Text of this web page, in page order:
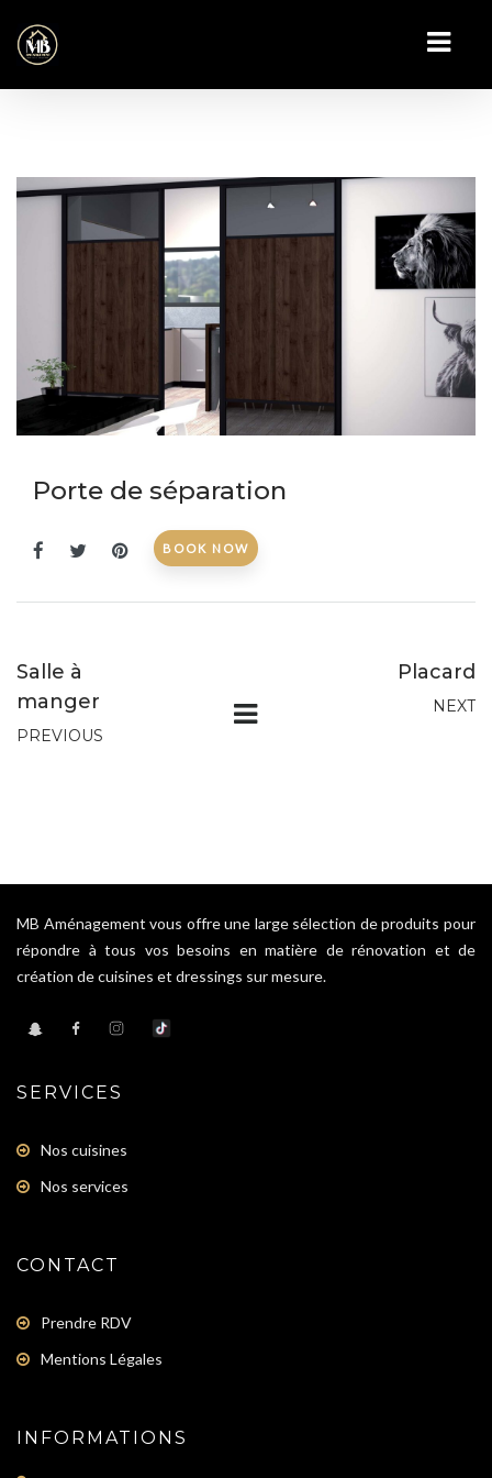
Porte de séparation
BOOK NOW
Salle à
manger
PREVIOUS
Placard
NEXT
MB Aménagement vous offre une large sélection de produits pour
répondre à tous vos besoins en matière de rénovation et de
création de cuisines et dressings sur mesure.
SERVICES
Nos cuisines
Nos services
CONTACT
Prendre RDV
Mentions Légales
INFORMATIONS